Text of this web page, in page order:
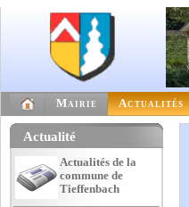
Mairie Actualités
Actualité
Actualités de la
commune de
Tieffenbach